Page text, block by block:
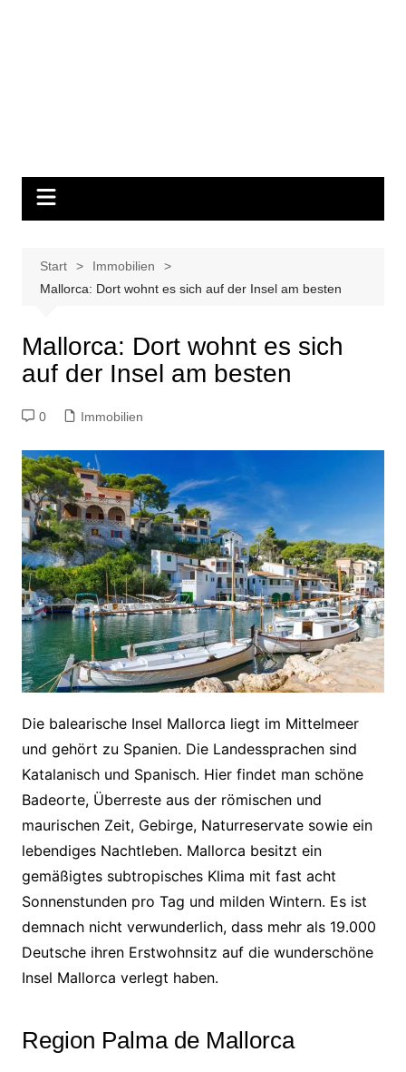
Start
Immobilien
Mallorca: Dort wohnt es sich auf der Insel am besten
Mallorca: Dort wohnt es sich
auf der Insel am besten
0 Immobilien
Die balearische Insel Mallorca liegt im Mittelmeer
und gehört zu Spanien. Die Landessprachen sind
Katalanisch und Spanisch. Hier findet man schöne
Badeorte, Überreste aus der römischen und
maurischen Zeit, Gebirge, Naturreservate sowie ein
lebendiges Nachtleben. Mallorca besitzt ein
gemäßigtes subtropisches Klima mit fast acht
Sonnenstunden pro Tag und milden Wintern. Es ist
demnach nicht verwunderlich, dass mehr als 19.000
Deutsche ihren Erstwohnsitz auf die wunderschöne
Insel Mallorca verlegt haben.
Region Palma de Mallorca